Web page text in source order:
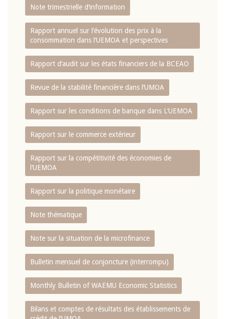
Note trimestrielle d‘information
Rapport annuel sur l‘évolution des prix à la
consommation dans l‘UEMOA et perspectives
Rapport d‘audit sur les états financiers de la BCEAO
Revue de la stabilité financière dans l‘UMOA
Rapport sur les conditions de banque dans L‘UEMOA
Rapport sur le commerce extérieur
Rapport sur la compétitivité des économies de
l‘UEMOA
Rapport sur la politique monétaire
Note thématique
Note sur la situation de la microfinance
Bulletin mensuel de conjoncture (interrompu)
Monthly Bulletin of WAEMU Economic Statistics
Bilans et comptes de résultats des établissements de